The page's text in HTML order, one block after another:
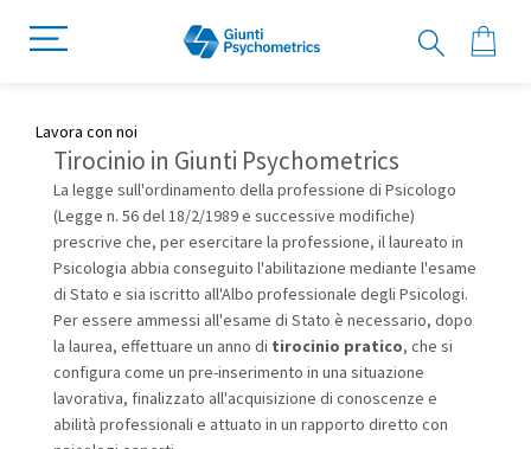
Lavora con noi
Tirocinio in Giunti Psychometrics
La legge sull'ordinamento della professione di Psicologo
(Legge n. 56 del 18/2/1989 e successive modifiche)
prescrive che, per esercitare la professione, il laureato in
Psicologia abbia conseguito l'abilitazione mediante l'esame
di Stato e sia iscritto all'Albo professionale degli Psicologi.
Per essere ammessi all'esame di Stato è necessario, dopo
la laurea, effettuare un anno di tirocinio pratico, che si
configura come un pre-inserimento in una situazione
lavorativa, finalizzato all'acquisizione di conoscenze e
abilità professionali e attuato in un rapporto diretto con